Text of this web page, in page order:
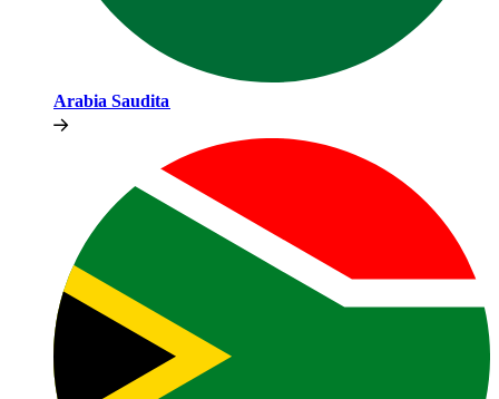
Arabia Saudita​​